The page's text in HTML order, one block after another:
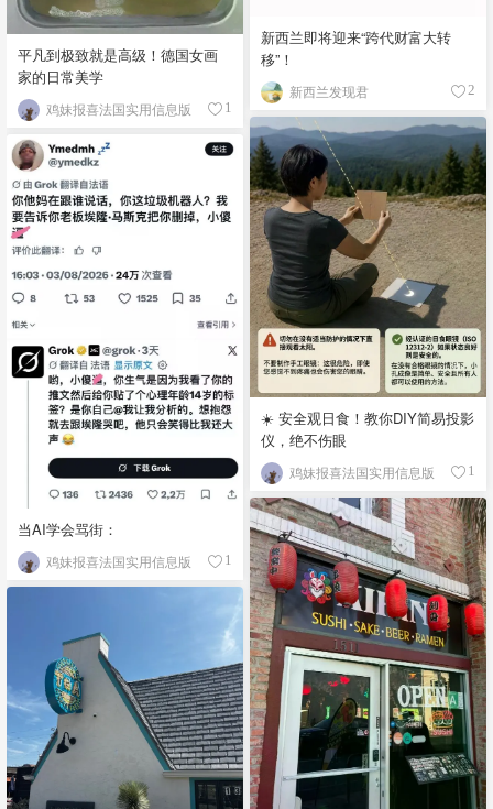
新西兰即将迎来“跨代财富大转
移”！
新西兰发现君 2
平凡到极致就是高级！德国女画
家的日常美学
鸡妹报喜法国实用信息版 1
☀️ 安全观日食！教你DIY简易投影
仪，绝不伤眼
鸡妹报喜法国实用信息版 1
当AI学会骂街：
鸡妹报喜法国实用信息版 1